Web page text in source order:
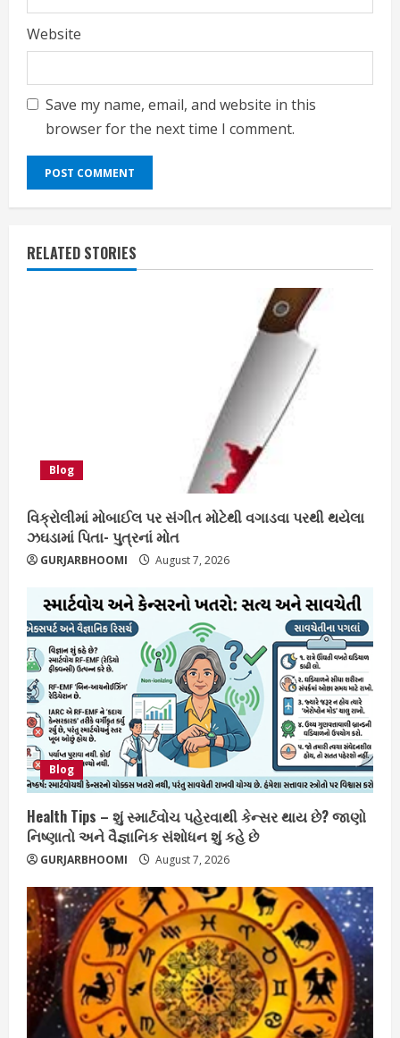
Website
Save my name, email, and website in this
browser for the next time I comment.
RELATED STORIES
Blog
વિક્રોલીમાં મોબાઈલ પર સંગીત મોટેથી વગાડવા પરથી થયેલા
ઝઘડામાં પિતા- પુત્રનાં મોત
GURJARBHOOMI August 7, 2026
Blog
Health Tips – શું સ્માર્ટવોચ પહેરવાથી કેન્સર થાય છે? જાણો
નિષ્ણાતો અને વૈજ્ઞાનિક સંશોધન શું કહે છે
GURJARBHOOMI August 7, 2026